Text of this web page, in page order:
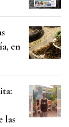
en
las